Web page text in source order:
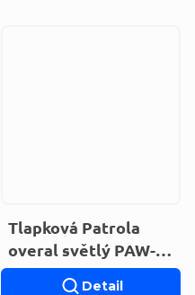
Tlapková Patrola
overal světlý PAW-G-
PYJAMAS-691
Detail